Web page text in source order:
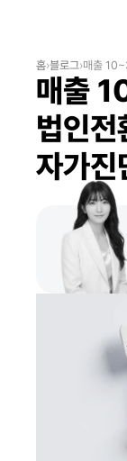
홈›블로그›매출
매출
법인
자가진